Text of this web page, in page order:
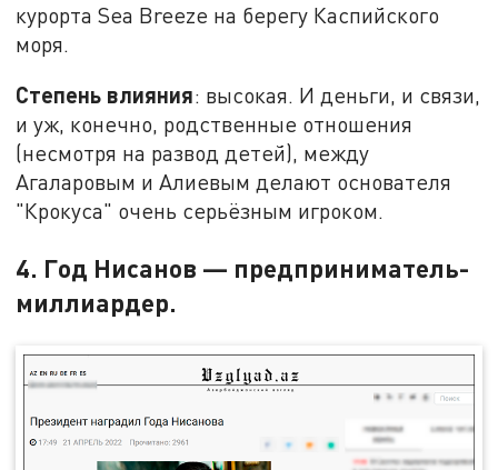
курорта Sea Breeze на берегу Каспийского
моря.
Степень влияния: высокая. И деньги, и связи,
и уж, конечно, родственные отношения
(несмотря на развод детей), между
Агаларовым и Алиевым делают основателя
"Крокуса" очень серьёзным игроком.
4. Год Нисанов — предприниматель-
миллиардер.